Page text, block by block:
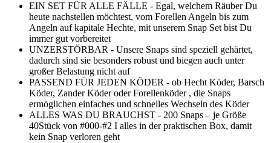
EIN SET FÜR ALLE FÄLLE - Egal, welchem Räuber Du
heute nachstellen möchtest, vom Forellen Angeln bis zum
Angeln auf kapitale Hechte, mit unserem Snap Set bist Du
immer gut vorbereitet
UNZERSTÖRBAR - Unsere Snaps sind speziell gehärtet,
dadurch sind sie besonders robust und biegen auch unter
großer Belastung nicht auf
PASSEND FÜR JEDEN KÖDER - ob Hecht Köder, Barsch
Köder, Zander Köder oder Forellenköder , die Snaps
ermöglichen einfaches und schnelles Wechseln des Köder
ALLES WAS DU BRAUCHST - 200 Snaps – je Größe
40Stück von #000-#2 I alles in der praktischen Box, damit
kein Snap verloren geht